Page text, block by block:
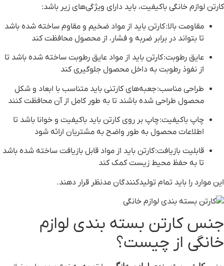
کارتن لوازم خانگی باکیفیت، باید دارای ویژگی‌های زیر باشد:
مقاومت بالا: کارتن باید از مواد ضخیم و مقاوم ساخته شده باشد
تا بتواند در برابر ضربه و فشار، از محصول محافظت کند
عایق رطوبت: کارتن باید از مواد عایق رطوبت ساخته شده باشد تا
از نفوذ رطوبت به داخل محصول جلوگیری کند
طراحی مناسب: جعبه‌های کارتنی باید متناسب با ابعاد و شکل
محصول طراحی شده باشند تا به طور کامل از آن محافظت کنند
چاپ باکیفیت: چاپ بر روی کارتن باید باکیفیت و خوانا باشد تا
اطلاعات محصول به طور واضح به مشتریان ارائه شود
قابلیت بازیافت: کارتن باید از مواد قابل بازیافت ساخته شده باشد
تا به حفظ محیط زیست کمک کند
این موارد را باید تمام تولیدکنندگان مدنظر قرار دهند.
جنس کارتن بسته بندی لوازم
خانگی از چیست؟